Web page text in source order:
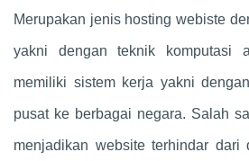
Merupakan jenis hosting webiste
yakni dengan teknik komputasi
memiliki sistem kerja yakni
pusat ke berbagai negara. Salah
menjadikan website terhindar dari